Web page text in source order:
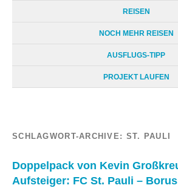
REISEN
NOCH MEHR REISEN
AUSFLUGS-TIPP
PROJEKT LAUFEN
SCHLAGWORT-ARCHIVE: ST. PAULI
Doppelpack von Kevin
Aufsteiger: FC St. Pauli –